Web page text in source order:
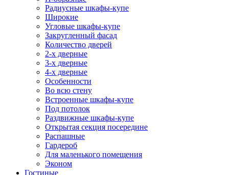
Радиусные шкафы-купе
Широкие
Угловые шкафы-купе
Закругленный фасад
Количество дверей
2-х дверные
3-х дверные
4-х дверные
Особенности
Во всю стену
Встроенные шкафы-купе
Под потолок
Раздвижные шкафы-купе
Открытая секция посередине
Распашные
Гардероб
Для маленького помещения
Эконом
Гостиные